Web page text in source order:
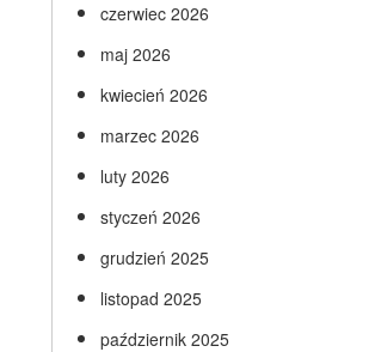
czerwiec 2026
maj 2026
kwiecień 2026
marzec 2026
luty 2026
styczeń 2026
grudzień 2025
listopad 2025
październik 2025